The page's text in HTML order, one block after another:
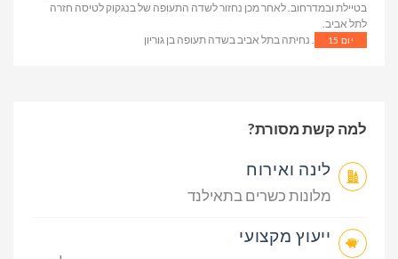
בטיילת ובמדרחוב. לאחר מכן נחזור לשדה התעופה של בנגקוק לטיסה חזרה
לתל אביב.
יום 15 . נחיתה בתל אביב בשדה תעופה בן גוריון
למה קשת מסורת?
לינה ואירוח
מלונות כשרים בתאילנד
ייעוץ מקצועי